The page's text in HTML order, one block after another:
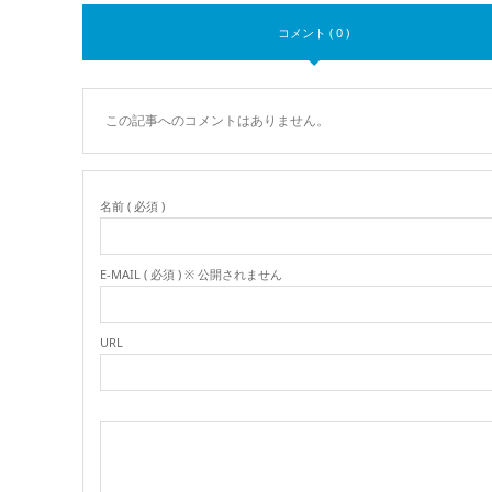
コメント ( 0 )
この記事へのコメントはありません。
名前 ( 必須 )
E-MAIL ( 必須 ) ※ 公開されません
URL